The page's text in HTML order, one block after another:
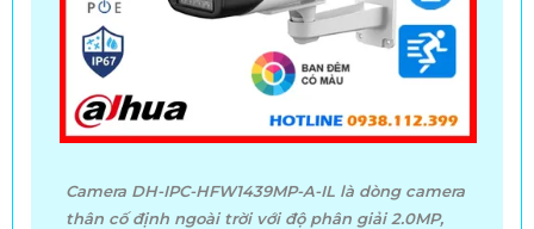
Camera DH-IPC-HFW1439MP-A-IL là dòng camera
thân cố định ngoài trời với độ phân giải 2.0MP,